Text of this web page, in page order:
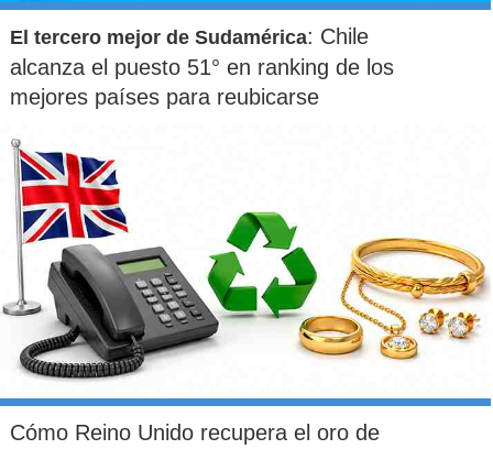
El tercero mejor de Sudamérica: Chile
alcanza el puesto 51° en ranking de los
mejores países para reubicarse
Cómo Reino Unido recupera el oro de